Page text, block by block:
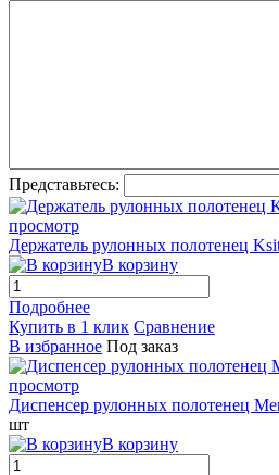
Представьтесь:
просмотр
Держатель рулонных полотенец
В корзину
Подробнее
Купить в 1 клик Сравнение
В избранное Под заказ
просмотр
Диспенсер рулонных полотенец
шт
В корзину